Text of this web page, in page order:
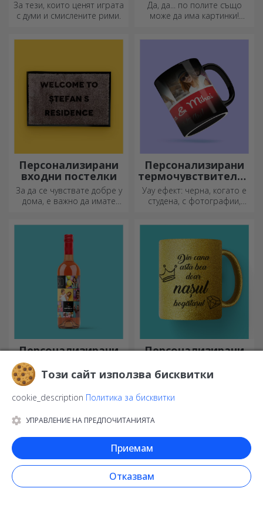
Персонализирани
подаръци x Flick Mr
Rima
За тези, които ценят играта
с думи и смислените рими.
Персонализирани
шорти с
фотографии
Да, да... по полите също
може да има картинки!
Атрактивна колекция от
оригинални поли.
Персонализирани
входни постелки
За да се чувствате добре у
дома, е важно да имате
килим на входа.
Персонализирайте ги и ще
имате най-атрактивните
Персонализирани
термочувствителни
чаши
Уау ефект: черна, когато е
студена, с фотографии,
Термочувствителната чаша
е специален подарък за
Персонализирани
Доброто вино винаги е
Персонализирани
чаши с блестящ
ефект
Искрящи подаръци за
Този сайт използва бисквитки
cookie_description Политика за бисквитки
УПРАВЛЕНИЕ НА ПРЕДПОЧИТАНИЯТА
Приемам
Отказвам